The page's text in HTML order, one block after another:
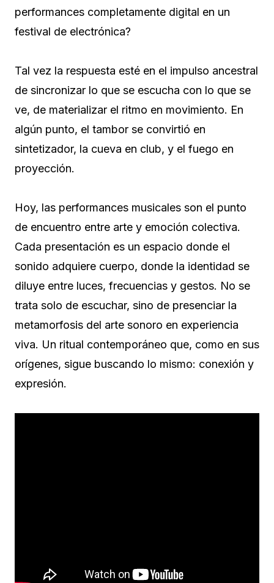
performances completamente digital en un
festival de electrónica?
Tal vez la respuesta esté en el impulso ancestral
de sincronizar lo que se escucha con lo que se
ve, de materializar el ritmo en movimiento. En
algún punto, el tambor se convirtió en
sintetizador, la cueva en club, y el fuego en
proyección.
Hoy, las performances musicales son el punto
de encuentro entre arte y emoción colectiva.
Cada presentación es un espacio donde el
sonido adquiere cuerpo, donde la identidad se
diluye entre luces, frecuencias y gestos. No se
trata solo de escuchar, sino de presenciar la
metamorfosis del arte sonoro en experiencia
viva. Un ritual contemporáneo que, como en sus
orígenes, sigue buscando lo mismo: conexión y
expresión.